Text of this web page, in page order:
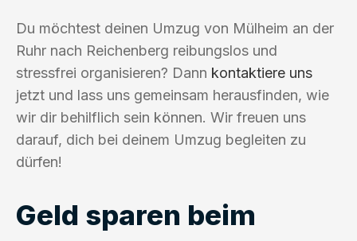
Du möchtest deinen Umzug von Mülheim an der
Ruhr nach Reichenberg reibungslos und
stressfrei organisieren? Dann kontaktiere uns
jetzt und lass uns gemeinsam herausfinden, wie
wir dir behilflich sein können. Wir freuen uns
darauf, dich bei deinem Umzug begleiten zu
dürfen!
Geld sparen beim